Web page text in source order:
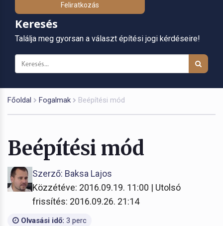
Feliratkozás
Keresés
Találja meg gyorsan a választ építési jogi kérdéseire!
Főoldal Fogalmak Beépítési mód
Beépítési mód
Szerző: Baksa Lajos
Közzétéve: 2016.09.19. 11:00 | Utolsó
frissítés: 2016.09.26. 21:14
Olvasási idő: 3 perc